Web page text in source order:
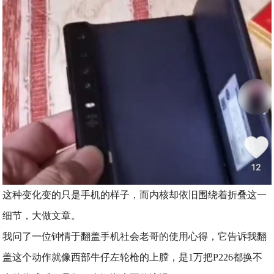
这种变化变的只是手机的样子，而内核却依旧围绕着折叠这一
细节，大做文章。
我问了一位钟情于翻盖手机社会老哥的使用心得，它告诉我翻
盖这个动作就像西部牛仔左轮枪的上膛，是1万把P226都换不